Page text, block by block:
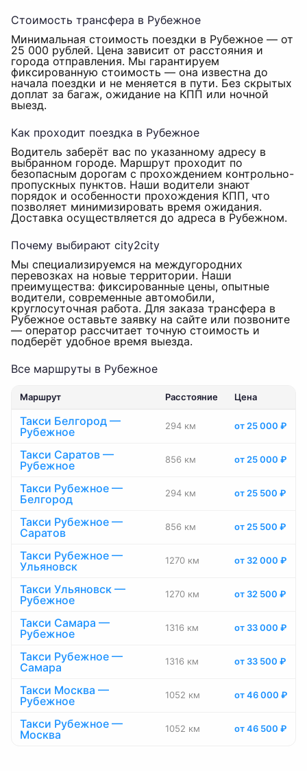
Стоимость трансфера в Рубежное
Минимальная стоимость поездки в Рубежное — от
25 000 рублей. Цена зависит от расстояния и
города отправления. Мы гарантируем
фиксированную стоимость — она известна до
начала поездки и не меняется в пути. Без скрытых
доплат за багаж, ожидание на КПП или ночной
выезд.
Как проходит поездка в Рубежное
Водитель заберёт вас по указанному адресу в
выбранном городе. Маршрут проходит по
безопасным дорогам с прохождением контрольно-
пропускных пунктов. Наши водители знают
порядок и особенности прохождения КПП, что
позволяет минимизировать время ожидания.
Доставка осуществляется до адреса в Рубежном.
Почему выбирают city2city
Мы специализируемся на междугородних
перевозках на новые территории. Наши
преимущества: фиксированные цены, опытные
водители, современные автомобили,
круглосуточная работа. Для заказа трансфера в
Рубежное оставьте заявку на сайте или позвоните
— оператор рассчитает точную стоимость и
подберёт удобное время выезда.
Все маршруты в Рубежное
Маршрут Расстояние Цена
Такси Белгород —
Рубежное
294 км от 25 000 ₽
Такси Саратов —
Рубежное
856 км от 25 000 ₽
Такси Рубежное —
Белгород
294 км от 25 500 ₽
Такси Рубежное —
Саратов
856 км от 25 500 ₽
Такси Рубежное —
Ульяновск
1270 км от 32 000 ₽
Такси Ульяновск —
Рубежное
1270 км от 32 500 ₽
Такси Самара —
Рубежное
1316 км от 33 000 ₽
Такси Рубежное —
Самара
1316 км от 33 500 ₽
Такси Москва —
Рубежное
1052 км от 46 000 ₽
Такси Рубежное —
Москва
1052 км от 46 500 ₽